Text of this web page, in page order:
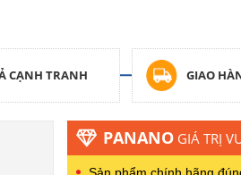
CẠNH TRANH GIAO
PANANO GIÁ TRỊ